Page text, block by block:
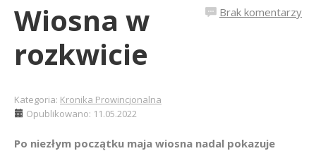
Brak komentarzy
Wiosna w
rozkwicie
Kategoria: Kronika Prowincjonalna
Opublikowano: 11.05.2022
Po niezłym początku maja wiosna nadal pokazuje